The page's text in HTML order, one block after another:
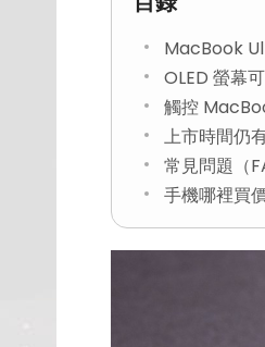
MacBook
OLED 螢幕
觸控
上市時間仍
常見問題（
手機哪裡買